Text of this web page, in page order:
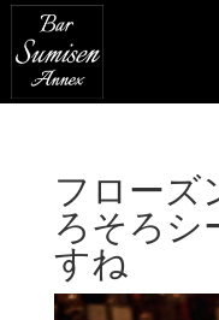
フローズ
ろそろシ
すね